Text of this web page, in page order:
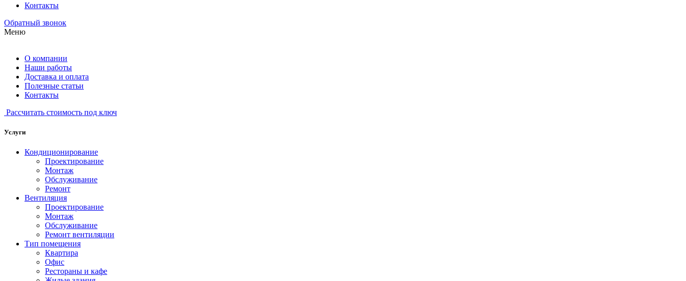
Контакты
Обратный звонок
Меню
О компании
Наши работы
Доставка и оплата
Полезные статьи
Контакты
Рассчитать стоимость под ключ
Услуги
Кондиционирование
Проектирование
Монтаж
Обслуживание
Ремонт
Вентиляция
Проектирование
Монтаж
Обслуживание
Ремонт вентиляции
Тип помещения
Квартира
Офис
Рестораны и кафе